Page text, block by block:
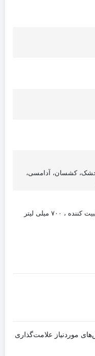
کشسان، آدامسی،
۷۰۰ میلی لیتر مواد اصلی ، ۷۰۰ میل کرم تثبیت کننده ، ۷۰۰ میلی لیتر
موردنیاز علامت‌گذاری